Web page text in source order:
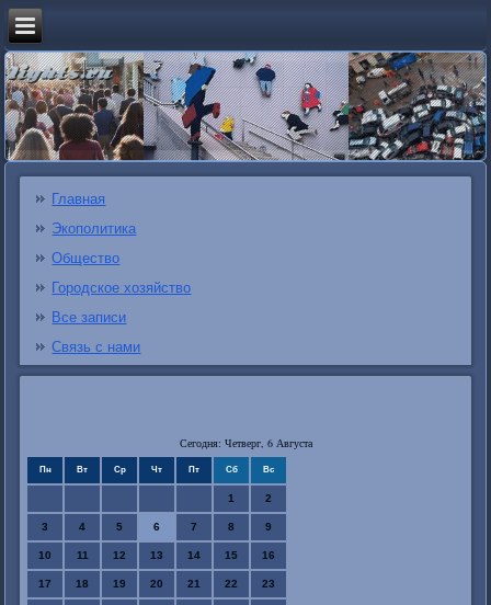
Главная
Экополитика
Общество
Городское хозяйство
Все записи
Связь с нами
Сегодня: Четверг, 6 Августа
Пн Вт Ср Чт Пт Сб Вс
1 2
3 4 5 6 7 8 9
10 11 12 13 14 15 16
17 18 19 20 21 22 23